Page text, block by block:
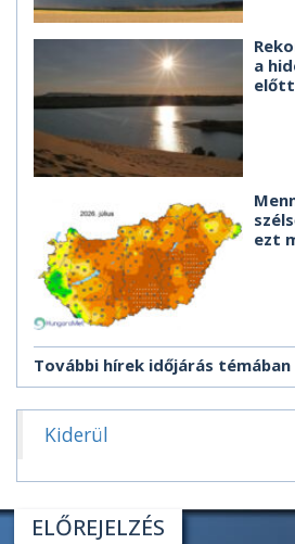
a
előtt
ezt
További hírek időjárás témában
Kiderül
ELŐREJELZÉS